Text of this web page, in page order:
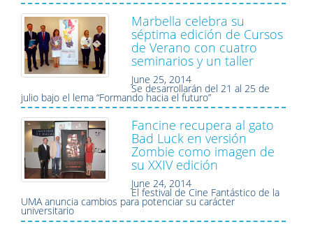
Marbella celebra su
séptima edición de Cursos
de Verano con cuatro
seminarios y un taller
June 25, 2014
Se desarrollarán del 21 al 25 de
julio bajo el lema “Formando hacia el futuro”
Fancine recupera al gato
Bad Luck en versión
Zombie como imagen de
su XXIV edición
June 24, 2014
El festival de Cine Fantástico de la
UMA anuncia cambios para potenciar su carácter
universitario